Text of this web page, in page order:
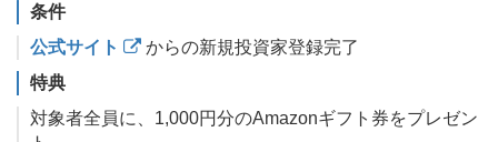
条件
公式サイト
からの新規投資家登録完了
特典
対象者全員に、1,000円分のAmazonギフト券をプレゼン